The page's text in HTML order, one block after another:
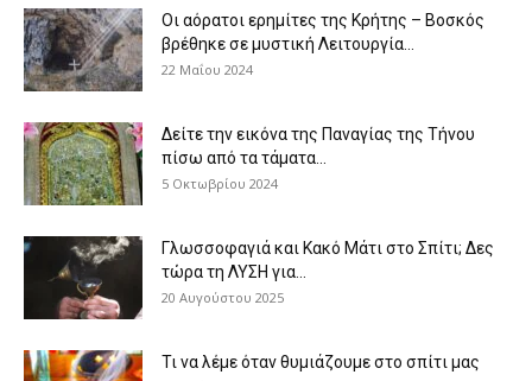
Οι αόρατοι ερημίτες της Κρήτης – Βοσκός
βρέθηκε σε μυστική Λειτουργία...
22 Μαΐου 2024
Δείτε την εικόνα της Παναγίας της Τήνου
πίσω από τα τάματα...
5 Οκτωβρίου 2024
Γλωσσοφαγιά και Κακό Μάτι στο Σπίτι; Δες
τώρα τη ΛΥΣΗ για...
20 Αυγούστου 2025
Τι να λέμε όταν θυμιάζουμε στο σπίτι μας